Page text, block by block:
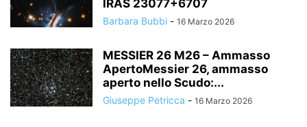
IRAS 23077+6707
Barbara Bubbi - 16 Marzo 2026
MESSIER 26 M26 – Ammasso
ApertoMessier 26, ammasso
aperto nello Scudo:...
Giuseppe Petricca - 16 Marzo 2026